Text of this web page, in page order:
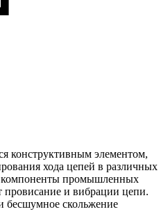
конструктивным элементом,
хода цепей в различных
компоненты промышленных
и вибрации цепи.
бесшумное скольжение